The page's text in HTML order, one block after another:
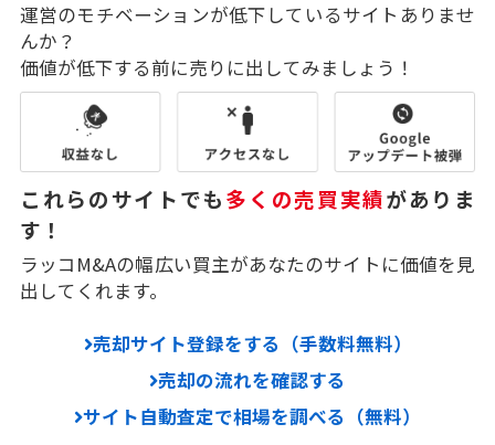
運営のモチベーションが低下しているサイトありませ
んか？
価値が低下する前に売りに出してみましょう！
これらのサイトでも多くの売買実績がありま
す！
ラッコM&Aの幅広い買主があなたのサイトに価値を見
出してくれます。
売却サイト登録をする（手数料無料）
売却の流れを確認する
サイト自動査定で相場を調べる（無料）